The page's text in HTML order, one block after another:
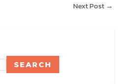
Next Post →
SEARCH